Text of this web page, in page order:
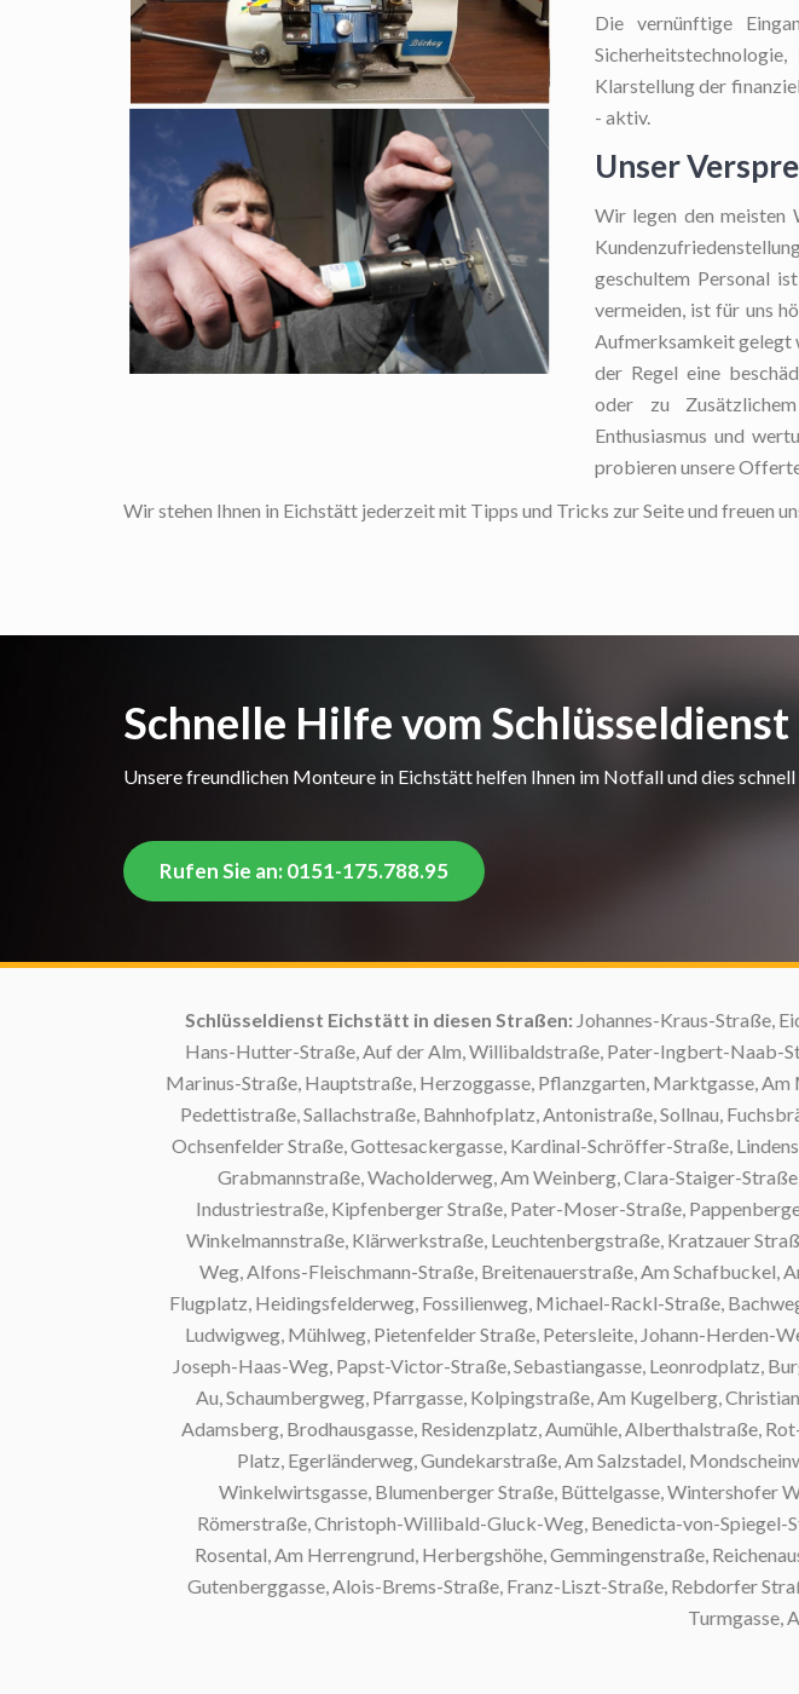
Die vernünftige
Klarstellung der
- aktiv.
Unser
Wir legen den meisten
geschultem Personal
vermeiden, ist für uns
Aufmerksamkeit gelegt
der Regel eine
oder zu
Enthusiasmus und
probieren unsere
Wir stehen Ihnen in Eichstätt jederzeit mit Tipps und Tricks zur Seite und freuen
Schnelle Hilfe vom
Unsere freundlichen Monteure in Eichstätt helfen Ihnen im Notfall und dies
Rufen Sie an: 0151-175.788.95
Schlüsseldienst Eichstätt in diesen Straßen:Johannes-Kraus-Straße,
Hans-Hutter-Straße, Auf der Alm, Willibaldstraße, Pater-Ingbert-Naab-
Marinus-Straße, Hauptstraße, Herzoggasse, Pflanzgarten, Marktgasse, Am
Pedettistraße, Sallachstraße, Bahnhofplatz, Antonistraße, Sollnau,
Ochsenfelder Straße, Gottesackergasse, Kardinal-Schröffer-Straße,
Grabmannstraße, Wacholderweg, Am Weinberg, Clara-Staiger-Straße,
Industriestraße, Kipfenberger Straße, Pater-Moser-Straße,
Winkelmannstraße, Klärwerkstraße, Leuchtenbergstraße, Kratzauer Straße,
Weg, Alfons-Fleischmann-Straße, Breitenauerstraße, Am Schafbuckel, An
Flugplatz, Heidingsfelderweg, Fossilienweg, Michael-Rackl-Straße, Bachweg,
Ludwigweg, Mühlweg, Pietenfelder Straße, Petersleite, Johann-Herden-Weg,
Joseph-Haas-Weg, Papst-Victor-Straße, Sebastiangasse, Leonrodplatz,
Au, Schaumbergweg, Pfarrgasse, Kolpingstraße, Am Kugelberg, Christian-
Adamsberg, Brodhausgasse, Residenzplatz, Aumühle, Alberthalstraße, Rot-
Platz, Egerländerweg, Gundekarstraße, Am Salzstadel,
Winkelwirtsgasse, Blumenberger Straße, Büttelgasse, Wintershofer
Römerstraße, Christoph-Willibald-Gluck-Weg, Benedicta-von-Spiegel-
Rosental, Am Herrengrund, Herbergshöhe, Gemmingenstraße,
Gutenberggasse, Alois-Brems-Straße, Franz-Liszt-Straße, Rebdorfer
Turmgasse, An